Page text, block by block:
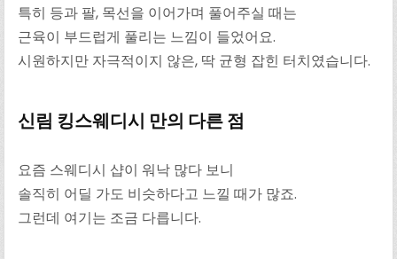
특히 등과 팔, 목선을 이어가며 풀어주실 때는
근육이 부드럽게 풀리는 느낌이 들었어요.
시원하지만 자극적이지 않은, 딱 균형 잡힌 터치였습니다.
신림 킹스웨디시 만의 다른 점
요즘 스웨디시 샵이 워낙 많다 보니
솔직히 어딜 가도 비슷하다고 느낄 때가 많죠.
그런데 여기는 조금 다릅니다.